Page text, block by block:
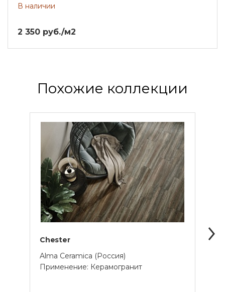
В наличии
2 350 руб./м2
Похожие коллекции
Chester
Alma Ceramica (Россия)
Применение: Керамогранит